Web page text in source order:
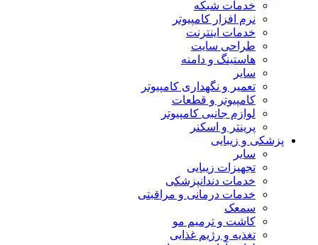
خدمات شبکه
نرم افزار کامپیوتر
خدمات اینترنت
طراحی سایت
هاستینگ و دامنه
سایر
تعمیر و نگهداری کامپیوتر
کامپیوتر و قطعات
لوازم جانبی کامپیوتر
پرینتر و اسکنر
پزشکی و زیبایی
سایر
تجهیزات زیبایی
خدمات دندانپزشکی
خدمات درمانی و مراقبتی
سمعک
کاشت و ترمیم مو
تغذیه و رژیم غذایی